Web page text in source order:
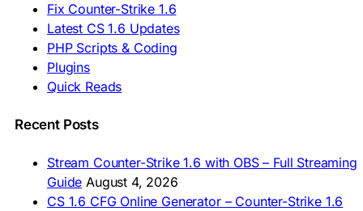
🇦🇿 CS 1.6 Yüklə
🇬🇪 CS 1.6 ჩამოტვირთვა
🇮🇳 CS 1.6 डाउनलोड
🇮🇩 Unduh CS 1.6
🇲🇾 CS 1.6 Muat Turun
🇲🇳 CS 1.6 Татах
🇵🇭 I-download CS 1.6
🇿🇦 Laai CS 1.6 af
AMERICAS
Fix Counter-Strike 1.6
Latest CS 1.6 Updates
PHP Scripts & Coding
Plugins
Quick Reads
Recent Posts
Stream Counter-Strike 1.6 with OBS – Full Streaming
Guide August 4, 2026
CS 1.6 CFG Online Generator – Counter-Strike 1.6